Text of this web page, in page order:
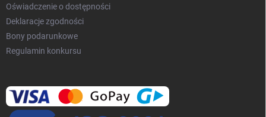
Oświadczenie o dostępności
Deklaracje zgodności
Bony podarunkowe
Regulamin konkursu